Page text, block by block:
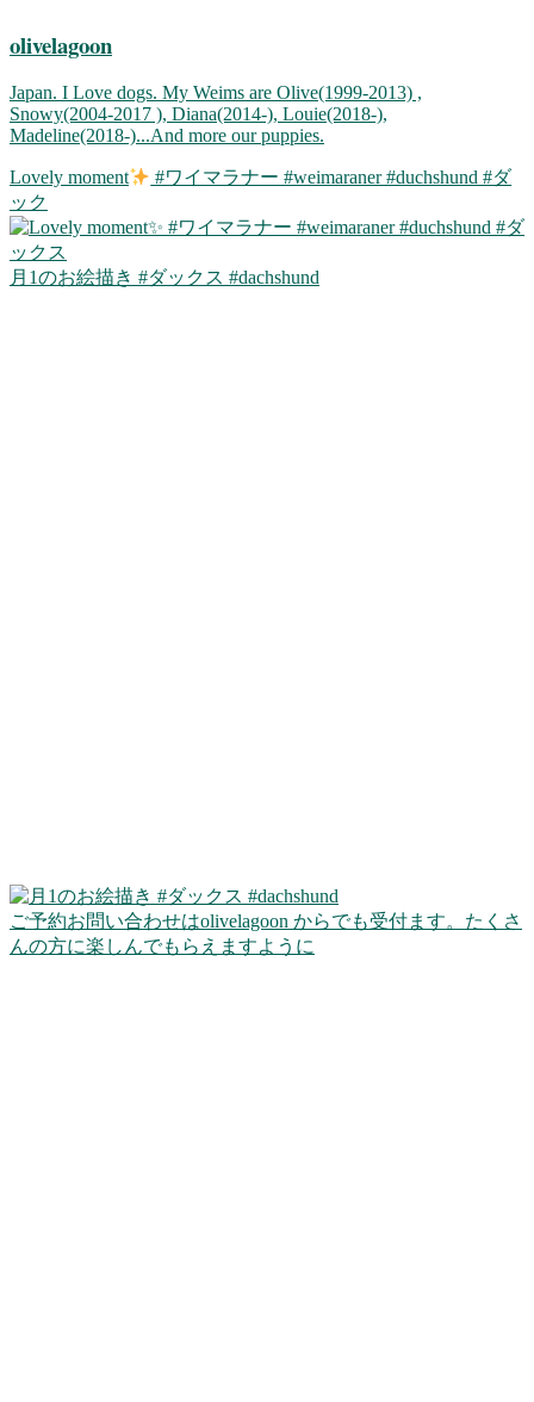
olivelagoon
Japan. I Love dogs. My Weims are Olive(1999-2013) ,
Snowy(2004-2017 ), Diana(2014-), Louie(2018-),
Madeline(2018-)...And more our puppies.
Lovely moment
#ワイマラナー #weimaraner #duchshund #ダ
ック
月1のお絵描き #ダックス #dachshund
ご予約お問い合わせはolivelagoon からでも受付ます。たくさ
んの方に楽しんでもらえますように